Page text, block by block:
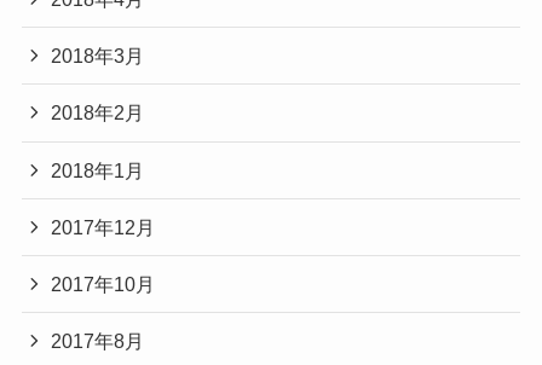
2018年3月
2018年2月
2018年1月
2017年12月
2017年10月
2017年8月